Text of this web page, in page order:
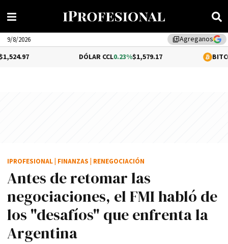
library_addAgreganos
9/8/2026
0.23%$1,579.17 1.02%
Antes de retomar las
negociaciones, el FMI habló de
los "desafíos" que enfrenta la
Argentina
IPROFESIONAL FINANZAS RENEGOCIACIÓN